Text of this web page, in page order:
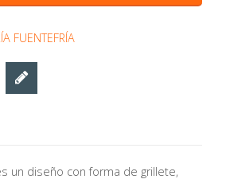
FUENTEFRÍA
un diseño con forma de grillete,